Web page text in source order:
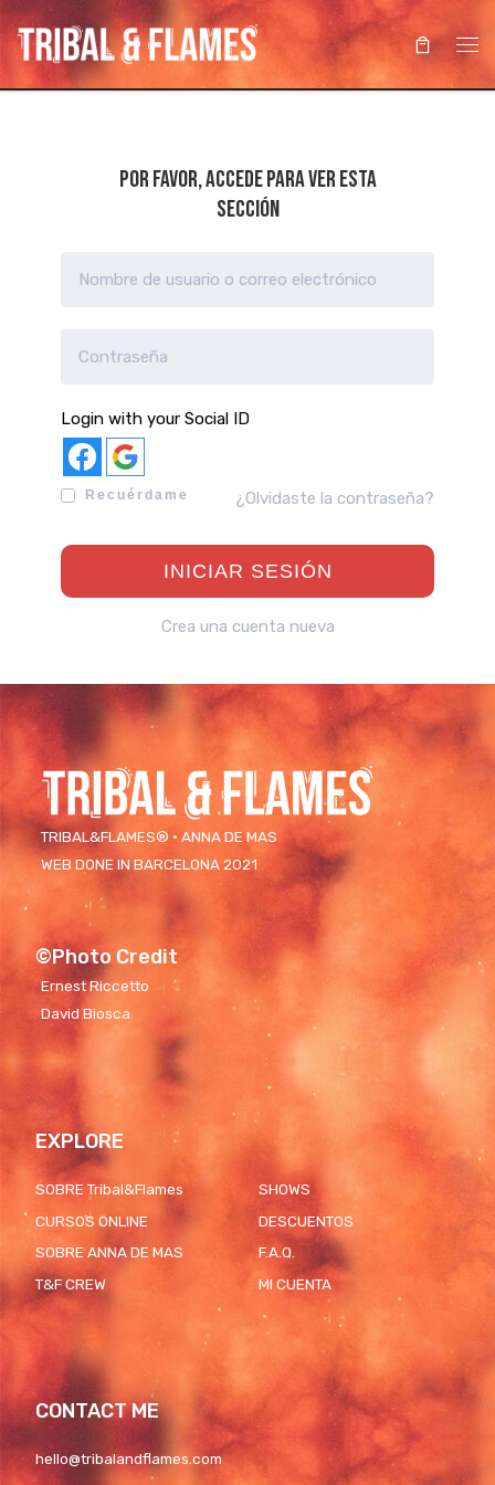
Saltar al contenido
Por favor, accede para ver esta
sección
Login with your Social ID
Recuérdame ¿Olvidaste la contraseña?
Crea una cuenta nueva
TRIBAL&FLAMES® · ANNA DE MAS
WEB DONE IN BARCELONA 2021
©Photo Credit
Ernest Riccetto
David Biosca
EXPLORE
SOBRE Tribal&Flames
CURSOS ONLINE
SOBRE ANNA DE MAS
T&F CREW
SHOWS
DESCUENTOS
F.A.Q.
MI CUENTA
CONTACT ME
hello@tribalandflames.com